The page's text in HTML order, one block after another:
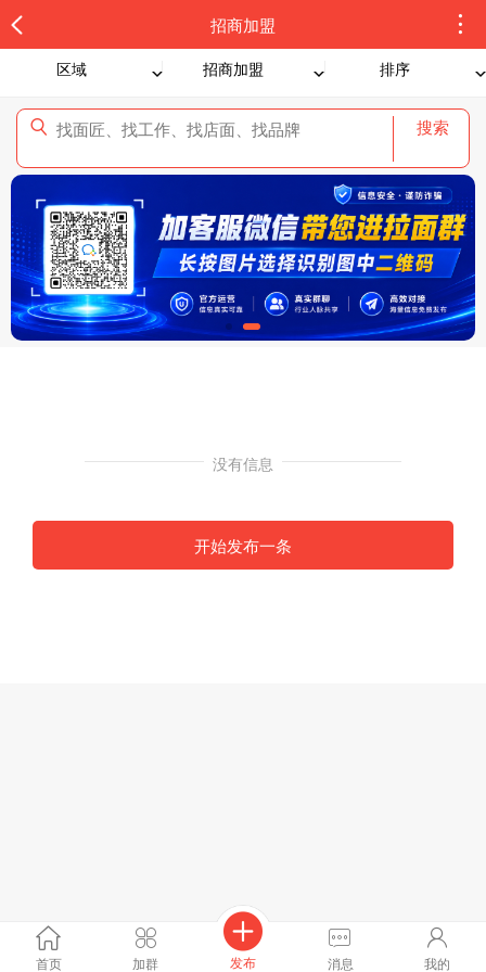
招商加盟
区域 招商加盟 排序
搜索
没有信息
开始发布一条
首页 加群 发布 消息 我的